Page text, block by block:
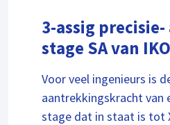
3-assig
stage SA van IKO
Voor veel ingenieurs is
aantrekkingskracht van
stage dat in staat is tot